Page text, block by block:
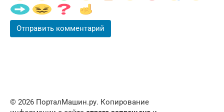
© 2026 ПорталМашин.ру. Копирование